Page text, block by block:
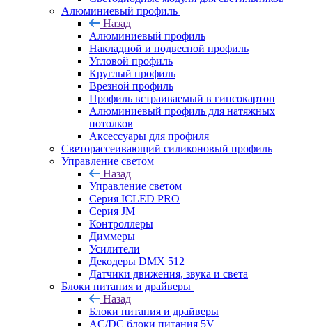
Алюминиевый профиль
Назад
Алюминиевый профиль
Накладной и подвесной профиль
Угловой профиль
Круглый профиль
Врезной профиль
Профиль встраиваемый в гипсокартон
Алюминиевый профиль для натяжных
потолков
Аксессуары для профиля
Светорассеивающий силиконовый профиль
Управление светом
Назад
Управление светом
Серия ICLED PRO
Серия JM
Контроллеры
Диммеры
Усилители
Декодеры DMX 512
Датчики движения, звука и света
Блоки питания и драйверы
Назад
Блоки питания и драйверы
AC/DC блоки питания 5V